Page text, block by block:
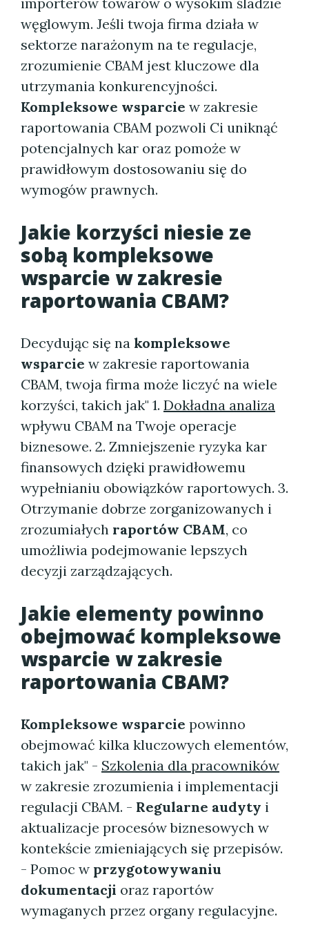
węglowym. Jeśli twoja firma działa w
sektorze narażonym na te regulacje,
zrozumienie CBAM jest kluczowe dla
utrzymania konkurencyjności.
Kompleksowe wsparcie w zakresie
raportowania CBAM pozwoli Ci uniknąć
potencjalnych kar oraz pomoże w
prawidłowym dostosowaniu się do
wymogów prawnych.
Jakie korzyści niesie ze
sobą kompleksowe
wsparcie w zakresie
raportowania CBAM?
Decydując się na kompleksowe
wsparcie w zakresie raportowania
CBAM, twoja firma może liczyć na wiele
korzyści, takich jak" 1. Dokładna analiza
wpływu CBAM na Twoje operacje
biznesowe. 2. Zmniejszenie ryzyka kar
finansowych dzięki prawidłowemu
wypełnianiu obowiązków raportowych. 3.
Otrzymanie dobrze zorganizowanych i
zrozumiałych raportów CBAM, co
umożliwia podejmowanie lepszych
decyzji zarządzających.
Jakie elementy powinno
obejmować kompleksowe
wsparcie w zakresie
raportowania CBAM?
Kompleksowe wsparcie powinno
obejmować kilka kluczowych elementów,
takich jak" - Szkolenia dla pracowników
w zakresie zrozumienia i implementacji
regulacji CBAM. - Regularne audyty i
aktualizacje procesów biznesowych w
kontekście zmieniających się przepisów.
- Pomoc w przygotowywaniu
dokumentacji oraz raportów
wymaganych przez organy regulacyjne.